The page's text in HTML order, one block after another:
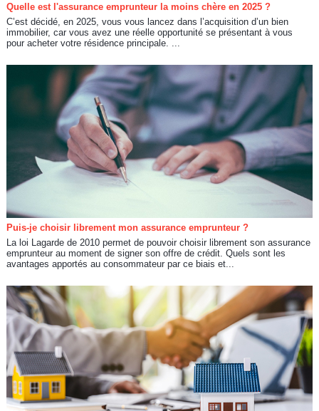
Quelle est l'assurance emprunteur la moins chère en 2025 ?
C’est décidé, en 2025, vous vous lancez dans l’acquisition d’un bien
immobilier, car vous avez une réelle opportunité se présentant à vous
pour acheter votre résidence principale. ...
Puis-je choisir librement mon assurance emprunteur ?
La loi Lagarde de 2010 permet de pouvoir choisir librement son assurance
emprunteur au moment de signer son offre de crédit. Quels sont les
avantages apportés au consommateur par ce biais et...